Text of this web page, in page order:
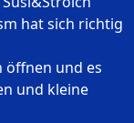
hat sich richtig
öffnen und es
und kleine